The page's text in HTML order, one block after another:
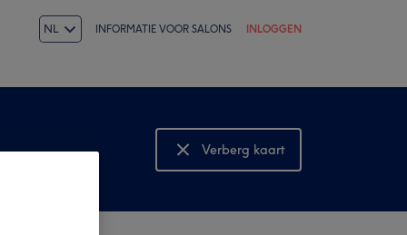
NL INFORMATIE VOOR SALONS INLOGGEN
Verberg kaart
Bekijk kaart